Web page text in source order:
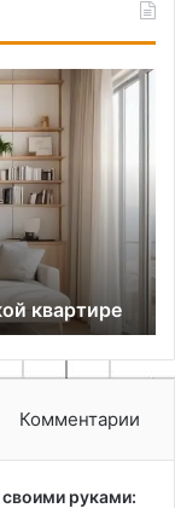
квартире
Комментарии
своими руками: